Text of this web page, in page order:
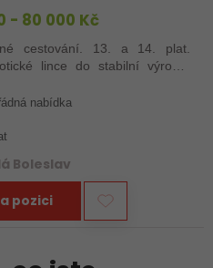
- 80 000 Kč
cestování. 13. a 14. plat.
lince do stabilní výrobní
nabídka
Boleslav
pozici